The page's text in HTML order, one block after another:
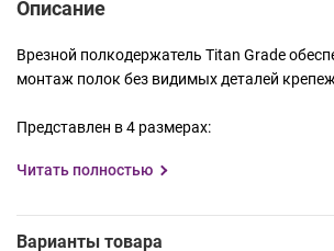
Описание
Врезной полкодержатель Titan Grade
монтаж полок без видимых деталей
Представлен в 4 размерах:
Titan D-10 L-100 Grade
Titan D-12 L-120 Grade
Titan D-14 L-140 Grade
Читать полностью
Варианты товара